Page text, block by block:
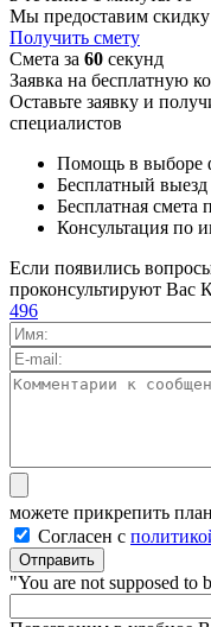
Мы предоставим
Получить смету
Смета за 60 секунд
Заявка на бесплатную
Оставьте заявку и
специалистов
Помощь в выборе
Бесплатный
Бесплатная
Консультация по
Если появились
проконсультируют Вас
496
можете прикрепить
Согласен с
Отправить
"You are not supposed to